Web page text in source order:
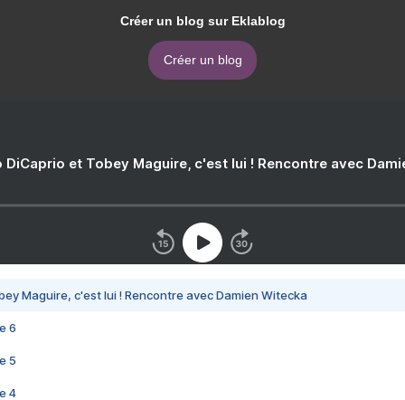
Créer un blog sur Eklablog
Créer un blog
DiCaprio et Tobey Maguire, c'est lui ! Rencontre avec
Maguire, c'est lui ! Rencontre avec Damien Witecka
6
5
4